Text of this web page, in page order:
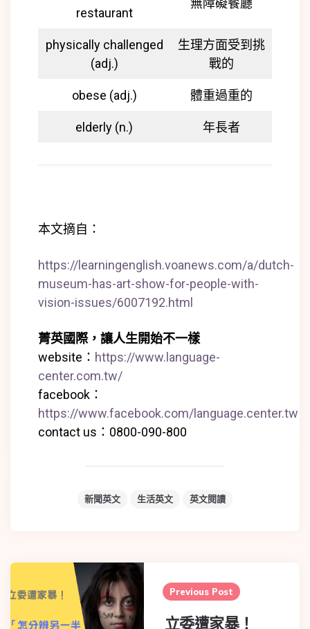
restaurant
無障礙餐廳
physically challenged
(adj.)
生理方面受到挑
戰的
obese (adj.) 體重過重的
elderly (n.) 年長者
本文摘自：
https://learningenglish.voanews.com/a/dutch-
museum-has-art-show-for-people-with-
vision-issues/6007192.html
菁英國際，讓人生開始不一樣
website： https://www.language-
center.com.tw/
facebook：
https://www.facebook.com/language.center.tw
contact us：0800-090-800
新聞英文 生活英文 英文閱讀
Previous Post
立委遭家暴！